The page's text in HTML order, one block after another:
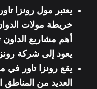
يعتبر مول رونزا
خريطة مولات
أهم مشاريع الداون
يعود إلى شركة
يقع رونزا تاور في
العديد من المناطق